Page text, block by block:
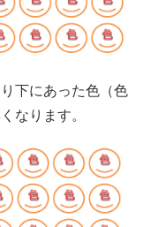
下にあった色（色
なります。